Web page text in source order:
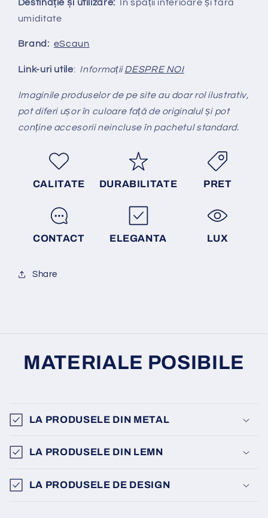
Destinație și utilizare: În spații interioare și fară
umiditate
Brand: eScaun
Link-uri utile: InformațiiDESPRE NOI
Imaginile produselor de pe site au doar rol ilustrativ,
pot diferi ușor în culoare față de originalul și pot
conține accesorii neincluse în pachetul standard.
CALITATE DURABILITATE PRET
CONTACT ELEGANTA LUX
Share
MATERIALE POSIBILE
LA PRODUSELE DIN METAL
LA PRODUSELE DIN LEMN
LA PRODUSELE DE DESIGN